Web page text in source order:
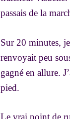
passais de la
Sur 20 minutes,
renvoyait peu
gagné en allure.
pied.